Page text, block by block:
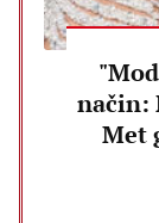
način:
Met